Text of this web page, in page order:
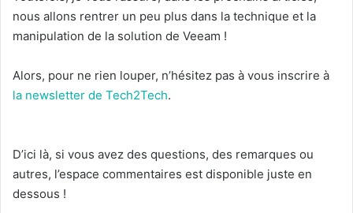
nous allons rentrer un peu plus dans la technique et la
manipulation de la solution de Veeam !
Alors, pour ne rien louper, n’hésitez pas à vous inscrire à
la newsletter de Tech2Tech.
D’ici là, si vous avez des questions, des remarques ou
autres, l’espace commentaires est disponible juste en
dessous !